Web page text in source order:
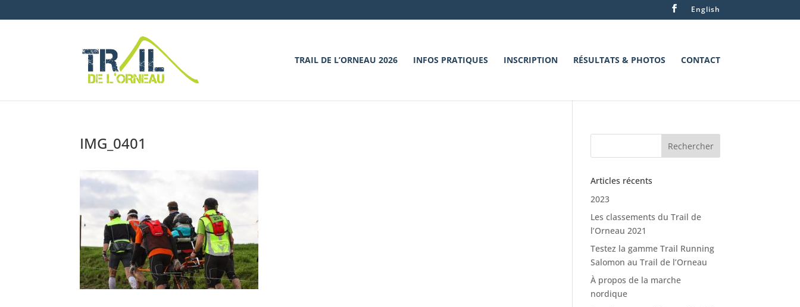
English
TRAIL DE L’ORNEAU 2026 INFOS PRATIQUES INSCRIPTION RÉSULTATS & PHOTOS CONTACT
IMG_0401
Articles récents
2023
Les classements du Trail de
l’Orneau 2021
Testez la gamme Trail Running
Salomon au Trail de l’Orneau
À propos de la marche
nordique